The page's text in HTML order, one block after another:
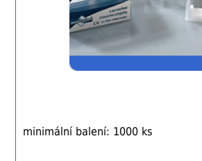
minimální balení: 1000 ks